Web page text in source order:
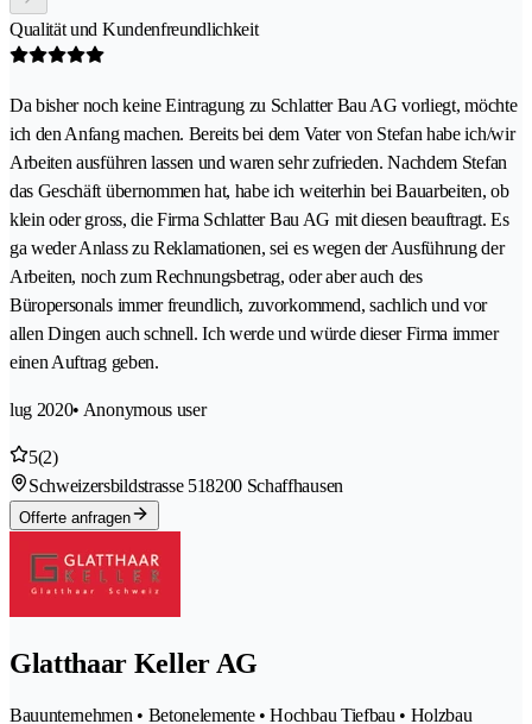
Qualität und Kundenfreundlichkeit
Da bisher noch keine Eintragung zu Schlatter Bau AG vorliegt, möchte
ich den Anfang machen. Bereits bei dem Vater von Stefan habe ich/wir
Arbeiten ausführen lassen und waren sehr zufrieden. Nachdem Stefan
das Geschäft übernommen hat, habe ich weiterhin bei Bauarbeiten, ob
klein oder gross, die Firma Schlatter Bau AG mit diesen beauftragt. Es
ga weder Anlass zu Reklamationen, sei es wegen der Ausführung der
Arbeiten, noch zum Rechnungsbetrag, oder aber auch des
Büropersonals immer freundlich, zuvorkommend, sachlich und vor
allen Dingen auch schnell. Ich werde und würde dieser Firma immer
einen Auftrag geben.
lug 2020• Anonymous user
5(2)
Schweizersbildstrasse 518200 Schaffhausen
Offerte anfragen
Glatthaar Keller AG
Bauunternehmen • Betonelemente • Hochbau Tiefbau • Holzbau